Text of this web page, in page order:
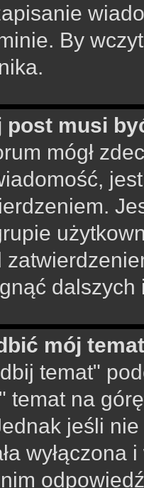
By
post musi
mógł
dalszych
mój
temat"
temat na
jeśli